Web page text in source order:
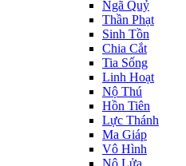
Ngã Quỷ
Thần Phạt
Sinh Tồn
Chia Cắt
Tia Sống
Linh Hoạt
Nộ Thú
Hồn Tiên
Lực Thánh
Ma Giáp
Vô Hình